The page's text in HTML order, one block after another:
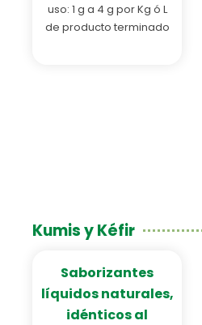
uso: 1 g a 4 g por Kg ó L
de producto terminado
Kumis y Kéfir
Saborizantes
líquidos naturales,
idénticos al